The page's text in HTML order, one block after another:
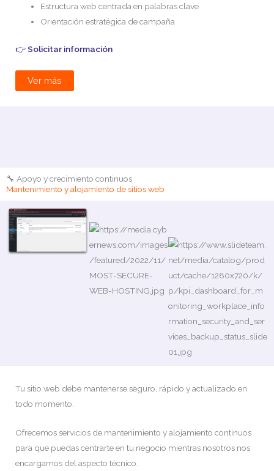
Estructura web centrada en palabras clave
Orientación estratégica de campaña
👉Solicitar información
Ver más
🔧 Apoyo y crecimiento continuos
Mantenimiento y alojamiento de sitios web
Tu sitio web debe mantenerse seguro, rápido y actualizado en
todo momento.
Ofrecemos servicios de mantenimiento y alojamiento continuos
para que puedas centrarte en tu negocio mientras nosotros nos
encargamos del aspecto técnico.